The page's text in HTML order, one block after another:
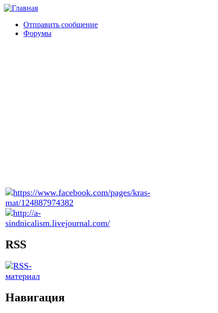
Отправить сообщение
Форумы
RSS
Навигация